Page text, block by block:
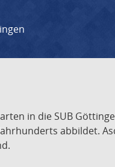
in die SUB
abbildet.